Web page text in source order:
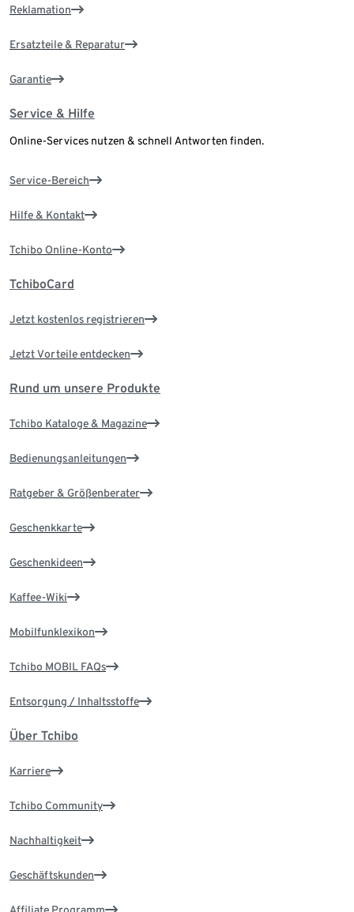
Reklamation
Ersatzteile & Reparatur
Garantie
Service & Hilfe
Online-Services nutzen & schnell Antworten finden.
Service-Bereich
Hilfe & Kontakt
Tchibo Online-Konto
TchiboCard
Jetzt kostenlos registrieren
Jetzt Vorteile entdecken
Rund um unsere Produkte
Tchibo Kataloge & Magazine
Bedienungsanleitungen
Ratgeber & Größenberater
Geschenkkarte
Geschenkideen
Kaffee-Wiki
Mobilfunklexikon
Tchibo MOBIL FAQs
Entsorgung / Inhaltsstoffe
Über Tchibo
Karriere
Tchibo Community
Nachhaltigkeit
Geschäftskunden